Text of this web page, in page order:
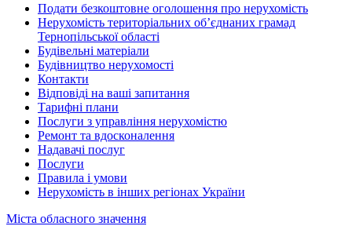
Подати безкоштовне оголошення про нерухомість
Нерухомість територіальних об’єднаних грамад
Тернопільської області
Будівельні матеріали
Будівництво нерухомості
Контакти
Відповіді на ваші запитання
Тарифні плани
Послуги з управління нерухомістю
Ремонт та вдосконалення
Надавачі послуг
Послуги
Правила і умови
Нерухомість в інших регіонах України
Міста обласного значення